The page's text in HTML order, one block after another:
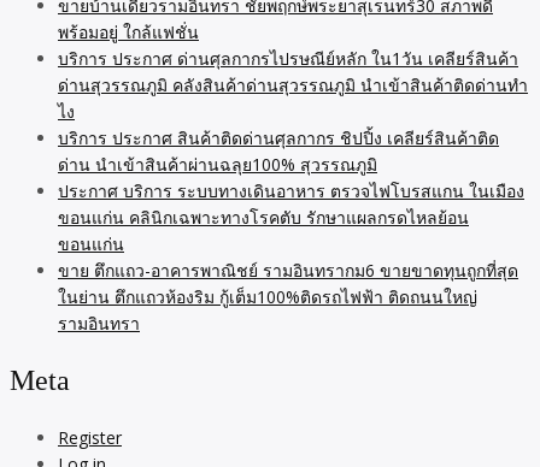
ขายบ้านเดี่ยวรามอินทรา ชัยพฤกษ์พระยาสุเรนทร์30 สภาพดี
พร้อมอยู่ ใกล้แฟชั่น
บริการ ประกาศ ด่านศุลกากรไปรษณีย์หลัก ใน1วัน เคลียร์สินค้า
ด่านสุวรรณภูมิ คลังสินค้าด่านสุวรรณภูมิ นำเข้าสินค้าติดด่านทำ
ไง
บริการ ประกาศ สินค้าติดด่านศุลกากร ชิปปิ้ง เคลียร์สินค้าติด
ด่าน นำเข้าสินค้าผ่านฉลุย100% สุวรรณภูมิ
ประกาศ บริการ ระบบทางเดินอาหาร ตรวจไฟโบรสแกน ในเมือง
ขอนแก่น คลินิกเฉพาะทางโรคตับ รักษาแผลกรดไหลย้อน
ขอนแก่น
ขาย ตึกแถว-อาคารพาณิชย์ รามอินทรากม6 ขายขาดทุนถูกที่สุด
ในย่าน ตึกแถวห้องริม กู้เต็ม100%ติดรถไฟฟ้า ติดถนนใหญ่
รามอินทรา
Meta
Register